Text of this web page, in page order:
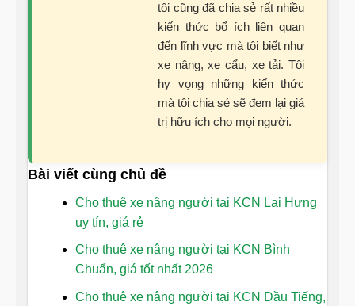
tôi cũng đã chia sẻ rất nhiều
kiến thức bổ ích liên quan
đến lĩnh vực mà tôi biết như
xe nâng, xe cẩu, xe tải. Tôi
hy vọng những kiến thức
mà tôi chia sẻ sẽ đem lại giá
trị hữu ích cho mọi người.
Bài viết cùng chủ đề
Cho thuê xe nâng người tại KCN Lai Hưng
uy tín, giá rẻ
Cho thuê xe nâng người tại KCN Bình
Chuẩn, giá tốt nhất 2026
Cho thuê xe nâng người tại KCN Dầu Tiếng,